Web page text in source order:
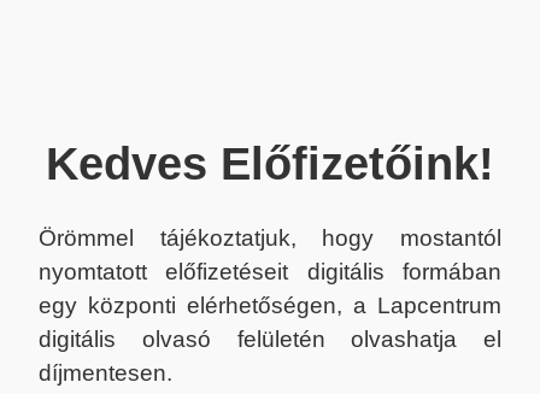
Kedves Előfizetőink!
Örömmel tájékoztatjuk, hogy mostantól
nyomtatott előfizetéseit digitális formában
egy központi elérhetőségen, a Lapcentrum
digitális olvasó felületén olvashatja el
díjmentesen.